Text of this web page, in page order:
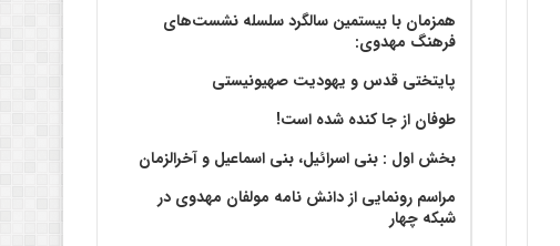
همزمان با بیستمین سالگرد سلسله نشست‌های
فرهنگ مهدوی:‌
پایتختی قدس و یهودیت صهیونیستی
طوفان از جا کنده شده است!
بخش اول : بنی اسرائیل، بنی اسماعیل و آخرالزمان
مراسم رونمایی از دانش نامه مولفان مهدوی در
شبکه چهار